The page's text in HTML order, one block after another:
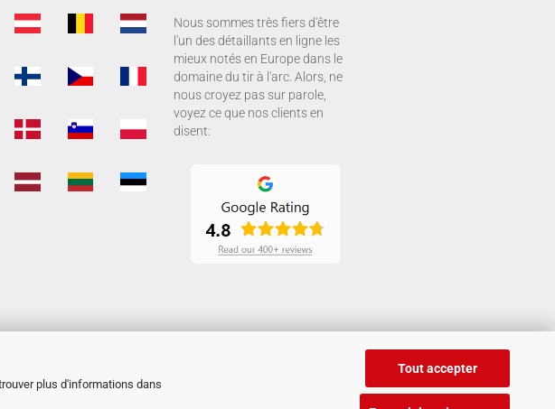
plus d'informations dans
Tout accepter
Nous sommes très fiers d'être
l'un des détaillants en ligne les
mieux notés en Europe dans le
domaine du tir à l'arc. Alors, ne
nous croyez pas sur parole,
voyez ce que nos clients en
disent: